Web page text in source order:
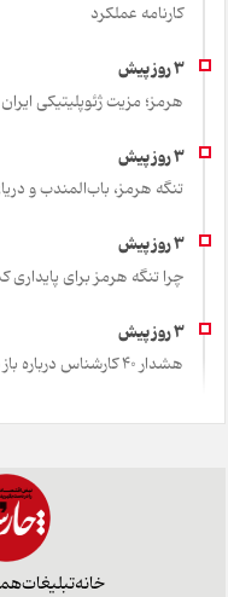
کارنامه عملکرد
هرمز؛ مزیت ژئوپلیتیکی ایران
تنگه هرمز، باب‌المندب و
چرا تنگه هرمز برای
هشدار 40 کارشناس درباره باز شدن تنگه هرمز
خانهتبلیغات